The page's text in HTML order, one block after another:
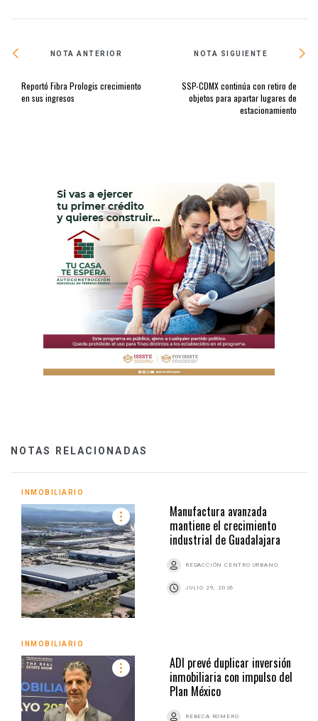
NOTA ANTERIOR
Reportó Fibra Prologis crecimiento
en sus ingresos
NOTA SIGUIENTE
SSP-CDMX continúa con retiro de
objetos para apartar lugares de
estacionamiento
NOTAS RELACIONADAS
INMOBILIARIO
Manufactura avanzada
mantiene el crecimiento
industrial de Guadalajara
REDACCIÓN CENTRO URBANO
JULIO 29, 2026
INMOBILIARIO
ADI prevé duplicar inversión
inmobiliaria con impulso del
Plan México
REBECA ROMERO